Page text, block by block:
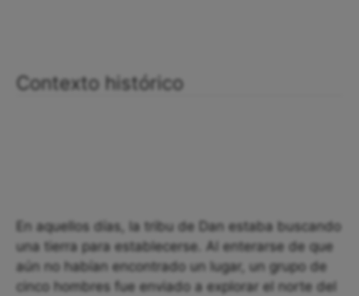
Contexto histórico
En aquellos días, la tribu de Dan estaba buscando
una tierra para establecerse. Al enterarse de que
aún no habían encontrado un lugar, un grupo de
cinco hombres fue enviado a explorar el norte del